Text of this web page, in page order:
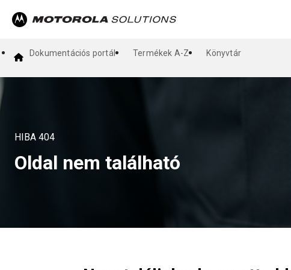
Dokumentációs portál Termékek A-Z Könyvtár
HIBA 404
Oldal nem található